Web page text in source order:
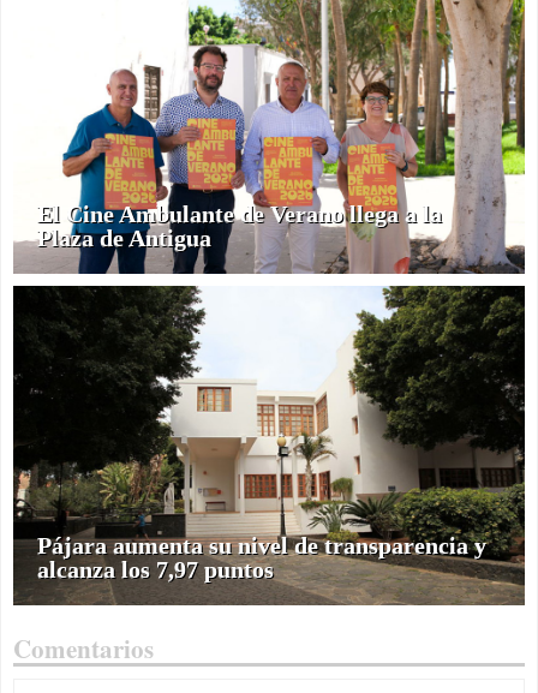
El Cine Ambulante de Verano llega a la
Plaza de Antigua
Pájara aumenta su nivel de transparencia y
alcanza los 7,97 puntos
Comentarios